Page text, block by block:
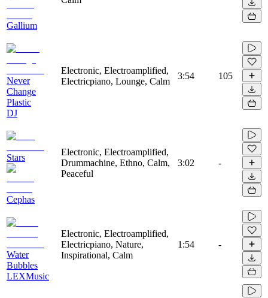
Gallium
Never
Change
Plastic
DJ
Electronic, Electroamplified,
Electricpiano, Lounge, Calm
3:54 105
Stars
Cephas
Electronic, Electroamplified,
Drummachine, Ethno, Calm,
Peaceful
3:02 -
Water
Bubbles
LEXMusic
Electronic, Electroamplified,
Electricpiano, Nature,
Inspirational, Calm
1:54 -